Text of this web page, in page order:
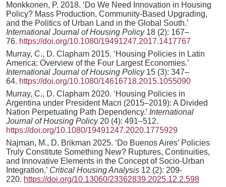
Monkkonen, P. 2018. ‘Do We Need Innovation in Housing
Policy? Mass Production, Community-Based Upgrading,
and the Politics of Urban Land in the Global South.’
International Journal of Housing Policy18 (2): 167–
76. https://doi.org/10.1080/19491247.2017.1417767
Murray, C., D. Clapham 2015. ‘Housing Policies in Latin
America: Overview of the Four Largest Economies.’
International Journal of Housing Policy15 (3): 347–
64. https://doi.org/10.1080/14616718.2015.1055090
Murray, C., D. Clapham 2020. ‘Housing Policies in
Argentina under President Macri (2015–2019): A Divided
Nation Perpetuating Path Dependency.’ International
Journal of Housing Policy20 (4): 491–512.
https://doi.org/10.1080/19491247.2020.1775929
Najman, M., D. Brikman 2025. ‘Do Buenos Aires’ Policies
Truly Constitute Something New? Ruptures, Continuities,
and Innovative Elements in the Concept of Socio-Urban
Integration.’ Critical Housing Analysis 12 (2): 209-
220. https://doi.org/10.13060/23362839.2025.12.2.598